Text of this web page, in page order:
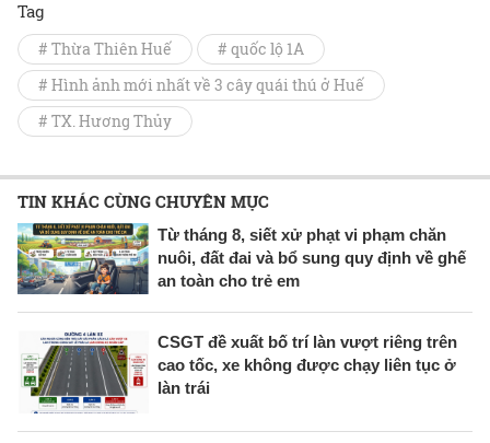
Tag
# Thừa Thiên Huế
# quốc lộ 1A
# Hình ảnh mới nhất về 3 cây quái thú ở Huế
# TX. Hương Thủy
TIN KHÁC CÙNG CHUYÊN MỤC
Từ tháng 8, siết xử phạt vi phạm chăn
nuôi, đất đai và bổ sung quy định về ghế
an toàn cho trẻ em
CSGT đề xuất bố trí làn vượt riêng trên
cao tốc, xe không được chạy liên tục ở
làn trái